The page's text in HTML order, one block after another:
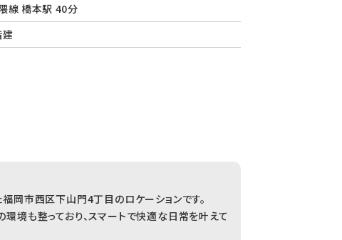
線 橋本駅 40分
岡市西区下山門4丁目のロケーションです。
境も整っており、スマートで快適な日常を叶えて